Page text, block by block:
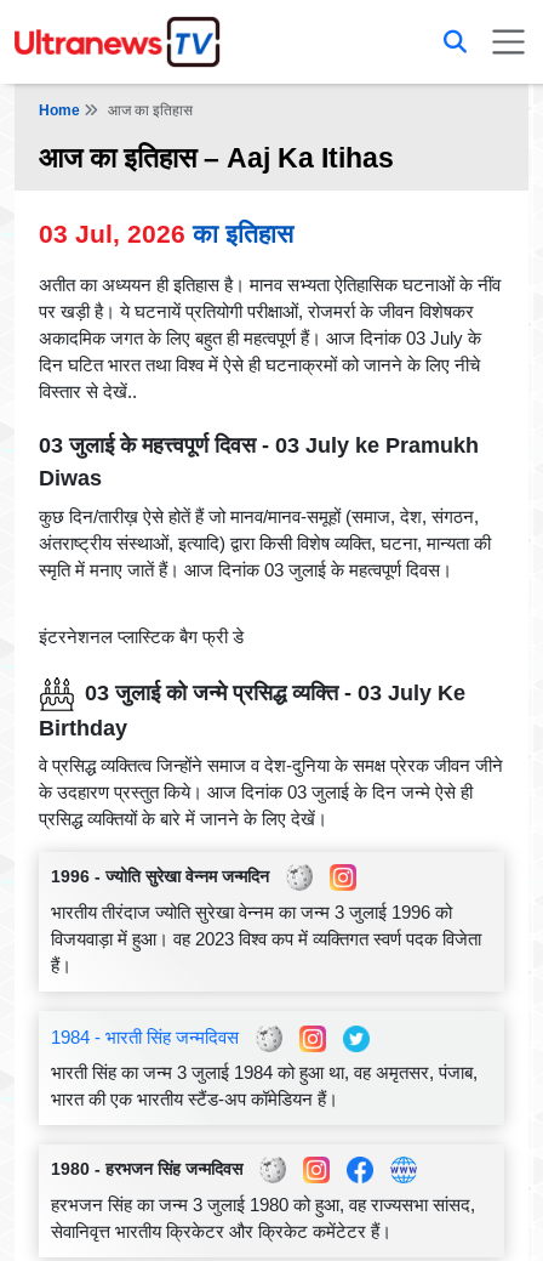
Home आज का इतिहास
आज का इतिहास – Aaj Ka Itihas
03 Jul, 2026 का इतिहास
अतीत का अध्ययन ही इतिहास है। मानव सभ्यता ऐतिहासिक घटनाओं के नींव
पर खड़ी है। ये घटनायें प्रतियोगी परीक्षाओं, रोजमर्रा के जीवन विशेषकर
अकादमिक जगत के लिए बहुत ही महत्वपूर्ण हैं। आज दिनांक 03 July के
दिन घटित भारत तथा विश्व में ऐसे ही घटनाक्रमों को जानने के लिए नीचे
विस्तार से देखें..
03 जुलाई के महत्त्वपूर्ण दिवस - 03 July ke Pramukh
Diwas
कुछ दिन/तारीख़ ऐसे होतें हैं जो मानव/मानव-समूहों (समाज, देश, संगठन,
अंतराष्ट्रीय संस्थाओं, इत्यादि) द्वारा किसी विशेष व्यक्ति, घटना, मान्यता की
स्मृति में मनाए जातें हैं। आज दिनांक 03 जुलाई के महत्वपूर्ण दिवस।
इंटरनेशनल प्लास्टिक बैग फ्री डे
03 जुलाई को जन्मे प्रसिद्ध व्यक्ति - 03 July Ke
Birthday
वे प्रसिद्ध व्यक्तित्व जिन्होंने समाज व देश-दुनिया के समक्ष प्रेरक जीवन जीने
के उदहारण प्रस्तुत किये। आज दिनांक 03 जुलाई के दिन जन्मे ऐसे ही
प्रसिद्ध व्यक्तियों के बारे में जानने के लिए देखें।
1996 - ज्योति सुरेखा वेन्नम जन्मदिन
भारतीय तीरंदाज ज्योति सुरेखा वेन्नम का जन्म 3 जुलाई 1996 को
विजयवाड़ा में हुआ। वह 2023 विश्व कप में व्यक्तिगत स्वर्ण पदक विजेता
हैं।
1984 - भारती सिंह जन्मदिवस
भारती सिंह का जन्म 3 जुलाई 1984 को हुआ था, वह अमृतसर, पंजाब,
भारत की एक भारतीय स्टैंड-अप कॉमेडियन हैं।
1980 - हरभजन सिंह जन्मदिवस
हरभजन सिंह का जन्म 3 जुलाई 1980 को हुआ, वह राज्यसभा सांसद,
सेवानिवृत्त भारतीय क्रिकेटर और क्रिकेट कमेंटेटर हैं।